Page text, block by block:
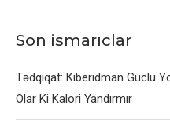
Son ismarıclar
Tədqiqat: Kiberidman Güclü
Olar Ki Kalori Yandırmır